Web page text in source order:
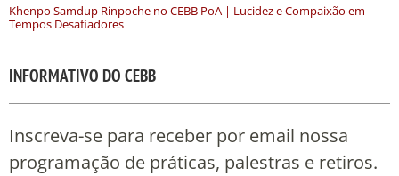
Khenpo Samdup Rinpoche no CEBB PoA | Lucidez e Compaixão em
Tempos Desafiadores
INFORMATIVO DO CEBB
Inscreva-se para receber por email nossa
programação de práticas, palestras e retiros.